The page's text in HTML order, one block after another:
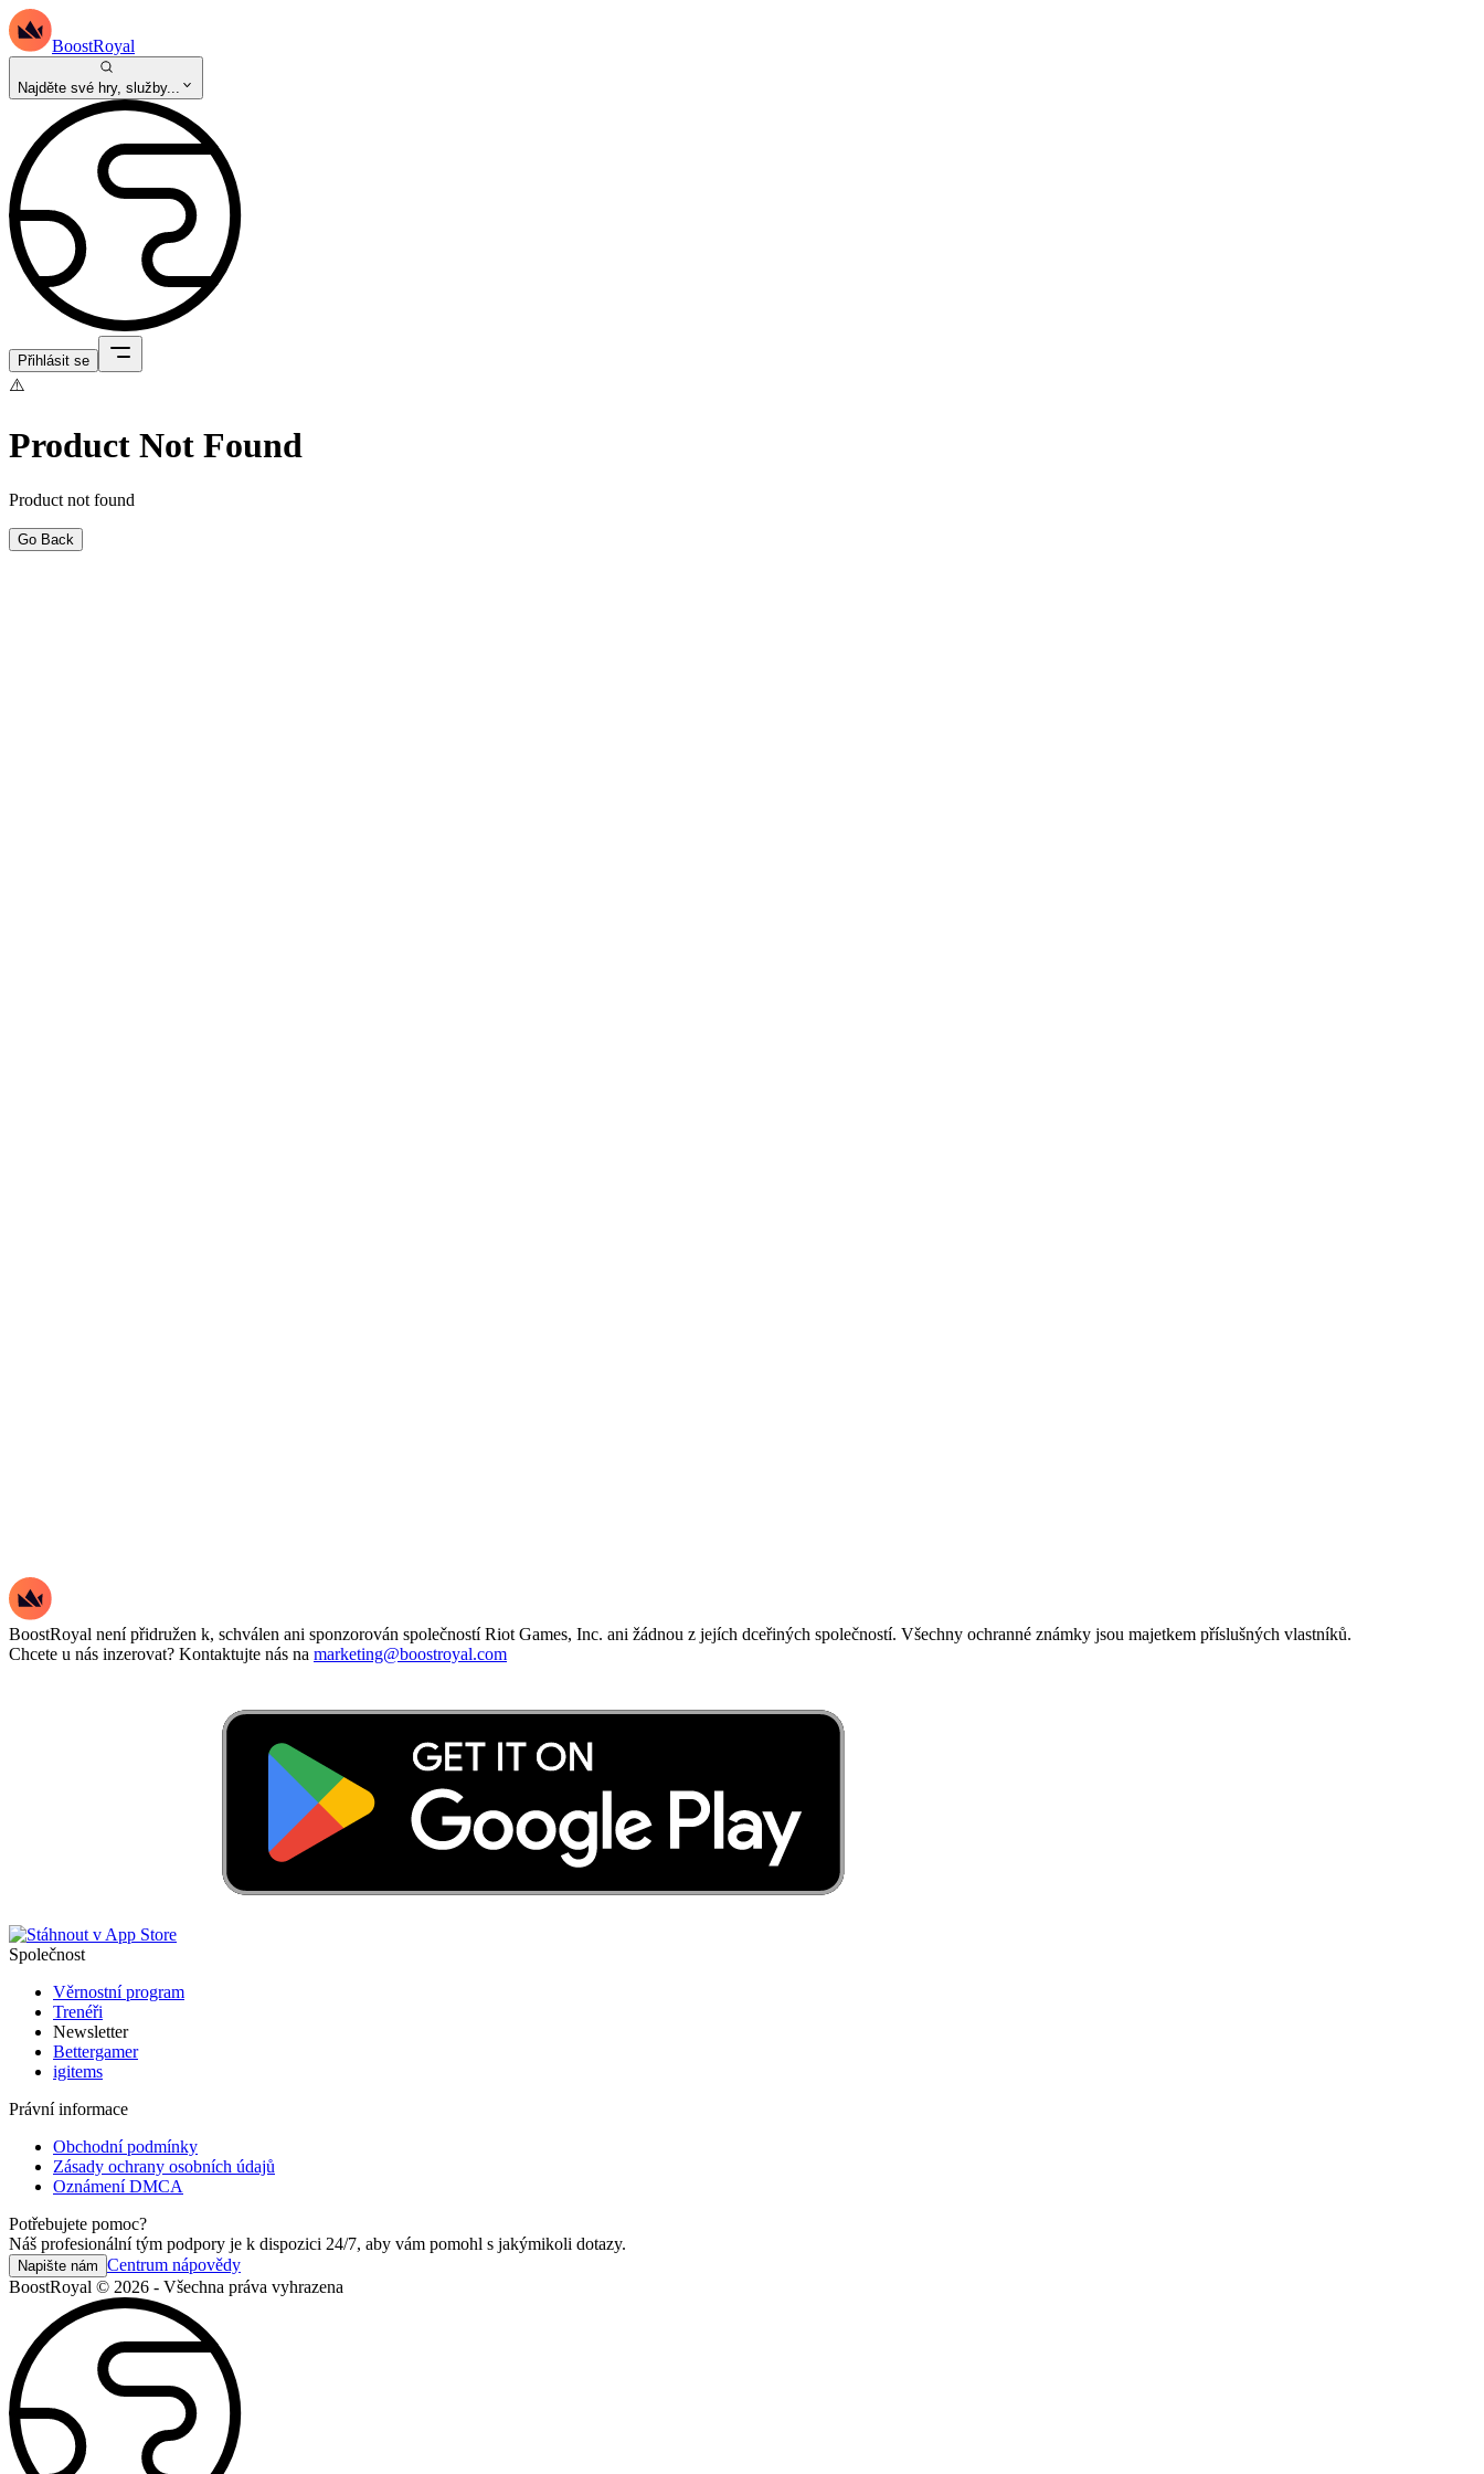
BoostRoyal
Najděte své hry, služby...
Přihlásit se
⚠️
Product Not Found
Product not found
Go Back
BoostRoyal není přidružen k, schválen ani sponzorován společností Riot Games, Inc. ani žádnou z jejích dceřiných společností. Všechny ochranné známky jsou majetkem příslušných vlastníků.
Chcete u nás inzerovat? Kontaktujte nás na marketing@boostroyal.com
Společnost
Věrnostní program
Trenéři
Newsletter
Bettergamer
igitems
Právní informace
Obchodní podmínky
Zásady ochrany osobních údajů
Oznámení DMCA
Potřebujete pomoc?
Náš profesionální tým podpory je k dispozici 24/7, aby vám pomohl s jakýmikoli dotazy.
Napište nám Centrum nápovědy
BoostRoyal © 2026 - Všechna práva vyhrazena